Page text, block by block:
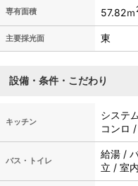
専有面積 57.82ｍ
主要採光面 東
設備・条件・こだわり
キッチン
システ
コンロ /
バス・トイレ
給湯 /
立 / 室